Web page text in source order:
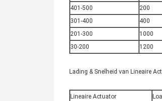
401-500
200
301-400
400
201-300
1000
30-200
1200
Lading & Snelheid van Lineaire
Lineaire Actuator